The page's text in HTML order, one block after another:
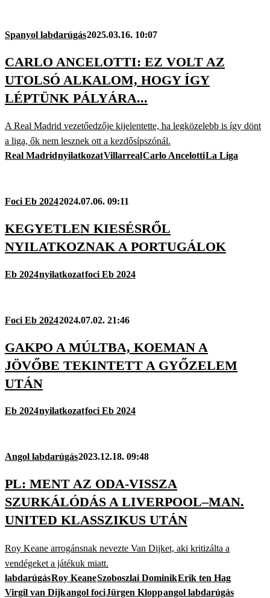
Spanyol labdarúgás2025.03.16. 10:07
CARLO ANCELOTTI: EZ VOLT AZ
UTOLSÓ ALKALOM, HOGY ÍGY
LÉPTÜNK PÁLYÁRA...
A Real Madrid vezetőedzője kijelentette, ha legközelebb is így dönt
a liga, ők nem lesznek ott a kezdősípszónál.
Real MadridnyilatkozatVillarrealCarlo AncelottiLa Liga
Foci Eb 20242024.07.06. 09:11
KEGYETLEN KIESÉSRŐL
NYILATKOZNAK A PORTUGÁLOK
Eb 2024nyilatkozatfoci Eb 2024
Foci Eb 20242024.07.02. 21:46
GAKPO A MÚLTBA, KOEMAN A
JÖVŐBE TEKINTETT A GYŐZELEM
UTÁN
Eb 2024nyilatkozatfoci Eb 2024
Angol labdarúgás2023.12.18. 09:48
PL: MENT AZ ODA-VISSZA
SZURKÁLÓDÁS A LIVERPOOL–MAN.
UNITED KLASSZIKUS UTÁN
Roy Keane arrogánsnak nevezte Van Dijket, aki kritizálta a
vendégeket a játékuk miatt.
labdarúgásRoy KeaneSzoboszlai DominikErik ten Hag
Virgil van Dijkangol fociJürgen Kloppangol labdarúgás